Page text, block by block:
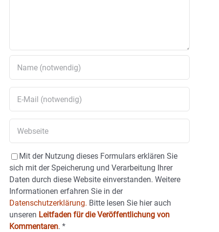
Mit der Nutzung dieses Formulars erklären Sie
sich mit der Speicherung und Verarbeitung Ihrer
Daten durch diese Website einverstanden. Weitere
Informationen erfahren Sie in der
Datenschutzerklärung. Bitte lesen Sie hier auch
unseren Leitfaden für die Veröffentlichung von
Kommentaren. *